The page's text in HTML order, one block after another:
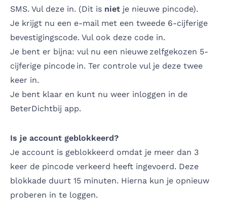
SMS. Vul deze in. (Dit is niet je nieuwe pincode).
Je krijgt nu een e-mail met een tweede 6-cijferige
bevestigingscode. Vul ook deze code in.
Je bent er bijna: vul nu een nieuwe zelfgekozen 5-
cijferige pincode in. Ter controle vul je deze twee
keer in.
Je bent klaar en kunt nu weer inloggen in de
BeterDichtbij app.
Is je account geblokkeerd?
Je account is geblokkeerd omdat je meer dan 3
keer de pincode verkeerd heeft ingevoerd. Deze
blokkade duurt 15 minuten. Hierna kun je opnieuw
proberen in te loggen.